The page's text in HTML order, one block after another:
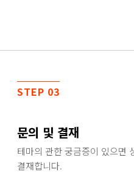
STEP 03
문의 및 결재
테마의 관한 궁금증이 있으면
결재합니다.